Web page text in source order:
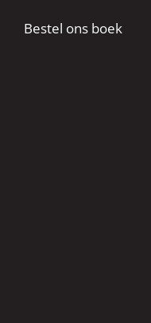
Bestel ons boek